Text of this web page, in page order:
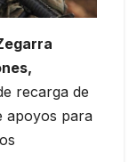
recarga de
apoyos para